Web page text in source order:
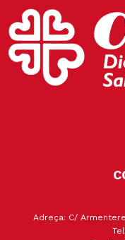
Adreça: C/